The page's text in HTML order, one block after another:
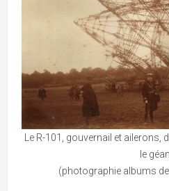
Le R-101, gouvernail et
le
(photographie albums